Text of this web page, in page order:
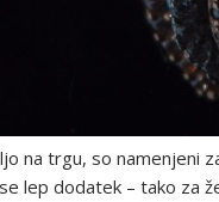
na trgu, so namenjeni
lep dodatek – tako za